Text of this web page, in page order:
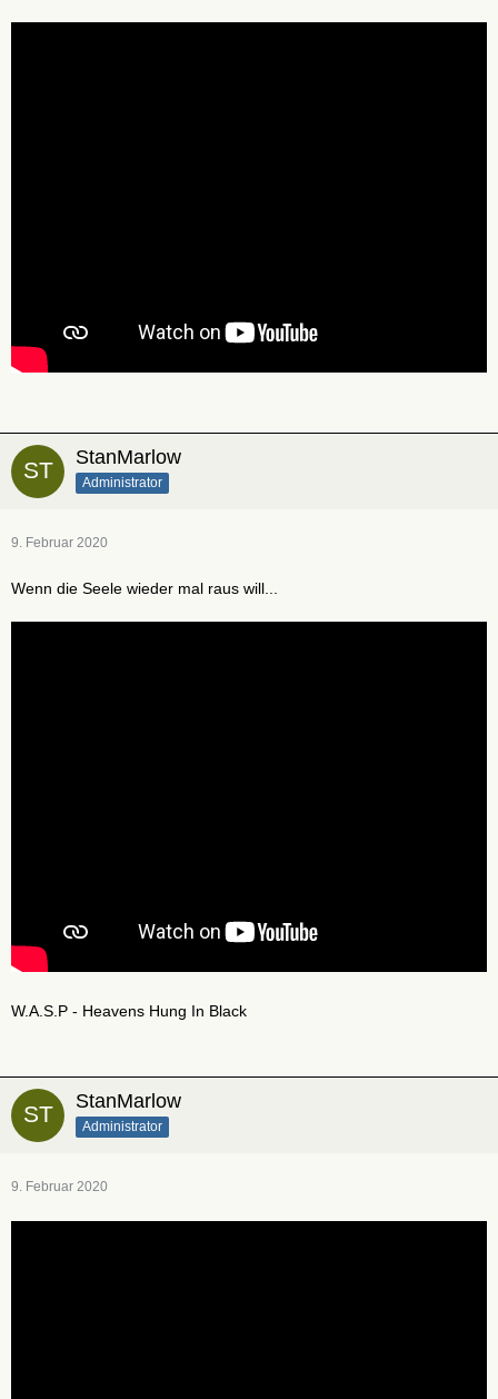
StanMarlow
Administrator
9. Februar 2020
Wenn die Seele wieder mal raus will...
W.A.S.P - Heavens Hung In Black
StanMarlow
Administrator
9. Februar 2020